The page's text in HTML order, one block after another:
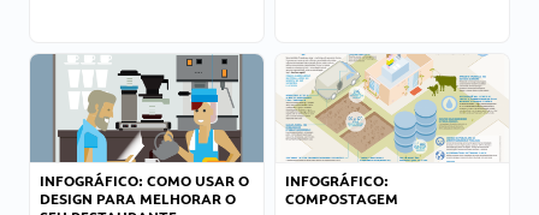
INFOGRÁFICO: COMO USAR O
DESIGN PARA MELHORAR O
INFOGRÁFICO:
COMPOSTAGEM